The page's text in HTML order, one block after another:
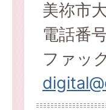
美祢市
電話番
ファッ